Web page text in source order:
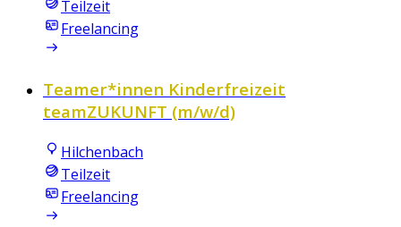
Teilzeit
Freelancing
Teamer*innen Kinderfreizeit
teamZUKUNFT (m/w/d)
Hilchenbach
Teilzeit
Freelancing